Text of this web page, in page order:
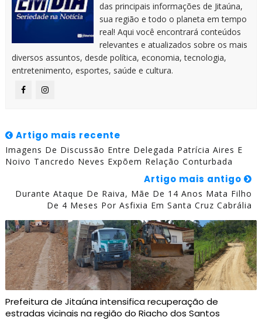
das principais informações de Jitaúna,
sua região e todo o planeta em tempo
real! Aqui você encontrará conteúdos
relevantes e atualizados sobre os mais
diversos assuntos, desde política, economia, tecnologia,
entretenimento, esportes, saúde e cultura.
Artigo mais recente
Imagens De Discussão Entre Delegada Patrícia Aires E
Noivo Tancredo Neves Expõem Relação Conturbada
Artigo mais antigo
Durante Ataque De Raiva, Mãe De 14 Anos Mata Filho
De 4 Meses Por Asfixia Em Santa Cruz Cabrália
Prefeitura de Jitaúna intensifica recuperação de
estradas vicinais na região do Riacho dos Santos